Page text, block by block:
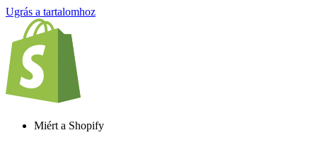
Ugrás a tartalomhoz
Miért a Shopify